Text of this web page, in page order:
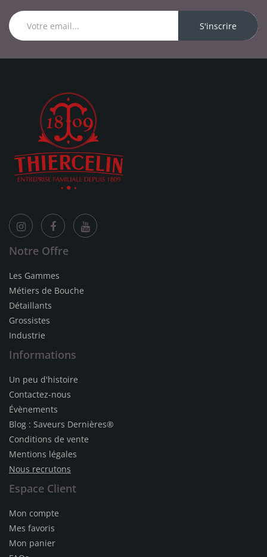
S'inscrire
Notre Offre
Les Gammes
Métiers de Bouche
Détaillants
Grossistes
Industrie
Informations
Un peu d'histoire
Contactez-nous
Évènements
Blog : Saveurs Dernières®
Conditions de vente
Mentions légales
Nous recrutons
Espace Client
Mon compte
Mes favoris
Mon panier